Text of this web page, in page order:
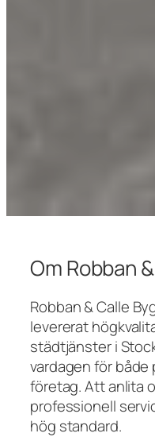
Om Robban
Robban & Calle
levererat
städtjänster i
vardagen för
företag. Att anlita
professionell
hög standard.